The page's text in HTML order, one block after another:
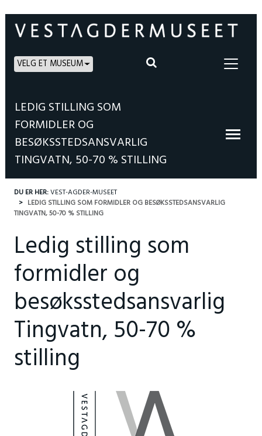
VELG ET MUSEUM
LEDIG STILLING SOM
FORMIDLER OG
BESØKSSTEDSANSVARLIG
TINGVATN, 50-70 % STILLING
DU ER HER:VEST-AGDER-MUSEET
LEDIG STILLING SOM FORMIDLER OG BESØKSSTEDSANSVARLIG
TINGVATN, 50-70 % STILLING
Ledig stilling som
formidler og
besøksstedsansvarlig
Tingvatn, 50-70 %
stilling